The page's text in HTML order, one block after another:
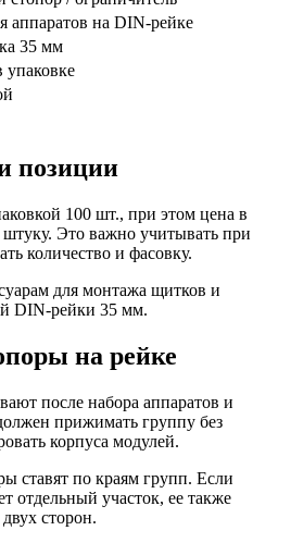
аппаратов на DIN-рейке
35 мм
упаковке
позиции
100 шт., при этом цена в
штуку. Это важно учитывать при
количество и фасовку.
для монтажа щитков и
DIN-рейки 35 мм.
на рейке
после набора аппаратов и
прижимать группу без
корпуса модулей.
ставят по краям групп. Если
отдельный участок, ее также
сторон.